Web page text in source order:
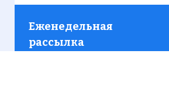
Еженедельная
рассылка